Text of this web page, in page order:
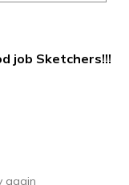
job Sketchers!!!
again